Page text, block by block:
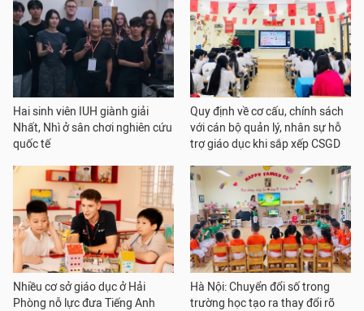
Hai sinh viên IUH giành giải
Nhất, Nhì ở sân chơi nghiên cứu
quốc tế
Quy định về cơ cấu, chính sách
với cán bộ quản lý, nhân sự hỗ
trợ giáo dục khi sắp xếp CSGD
Nhiều cơ sở giáo dục ở Hải
Phòng nỗ lực đưa Tiếng Anh
Hà Nội: Chuyển đổi số trong
trường học tạo ra thay đổi rõ